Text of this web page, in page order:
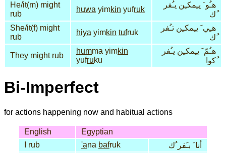
He/it(m) might
rub
huwa yimkin yufruk
هـُو َ يـِمكـِن يـُفر
ُك
She/it(f) might
rub
hiya yimkin tufruk
هـِي َ يـِمكـِن تـُفر
ُك
They might rub
humma yimkin
yufruku
هـُمّ َ يـِمكـِن يـُفر
ُكوا
Bi-Imperfect
for actions happening now and habitual actions
English
Egyptian
I rub
'ana bafruk
أنا َ بـَفر ُك